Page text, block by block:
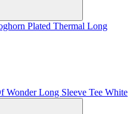
Plated Thermal Long